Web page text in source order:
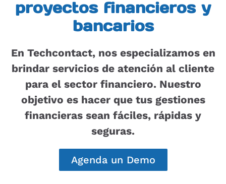
proyectos financieros y
bancarios
En Techcontact, nos especializamos en
brindar servicios de atención al cliente
para el sector financiero. Nuestro
objetivo es hacer que tus gestiones
financieras sean fáciles, rápidas y
seguras.
Agenda un Demo